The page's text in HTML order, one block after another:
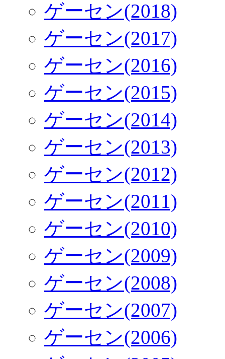
ゲーセン(2018)
ゲーセン(2017)
ゲーセン(2016)
ゲーセン(2015)
ゲーセン(2014)
ゲーセン(2013)
ゲーセン(2012)
ゲーセン(2011)
ゲーセン(2010)
ゲーセン(2009)
ゲーセン(2008)
ゲーセン(2007)
ゲーセン(2006)